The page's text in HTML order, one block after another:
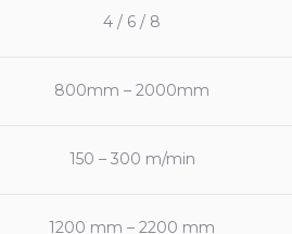
4 / 6 / 8
800mm – 2000mm
150 – 300 m/min
1200 mm – 2200 mm